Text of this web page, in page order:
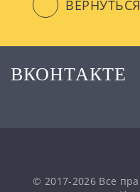
ВКОНТАКТЕ
© 2017-2026 Все